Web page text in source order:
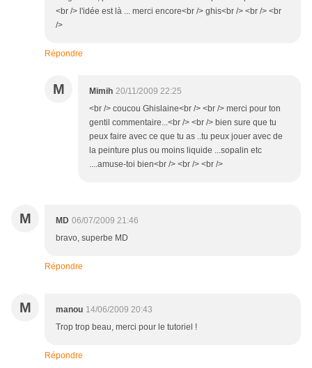
<br /> l'idée est là ... merci encore<br /> ghis<br /> <br /> <br
/>
Répondre
M Mimih 20/11/2009 22:25
<br /> coucou Ghislaine<br /> <br /> merci pour ton
gentil commentaire...<br /> <br /> bien sure que tu
peux faire avec ce que tu as ..tu peux jouer avec de
la peinture plus ou moins liquide ...sopalin etc
....amuse-toi bien<br /> <br /> <br />
M MD 06/07/2009 21:46
bravo, superbe MD
Répondre
M manou 14/06/2009 20:43
Trop trop beau, merci pour le tutoriel !
Répondre